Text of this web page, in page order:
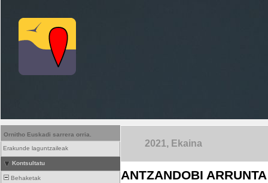
Ornitho Euskadi sarrera orria.
Erakunde laguntzaileak
Kontsultatu
Behaketak
2021, Ekaina
ANTZANDOBI